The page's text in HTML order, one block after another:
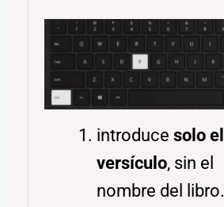
introducesolo el
versículo, sin el
nombre del libro.